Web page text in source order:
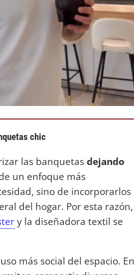
chic
las banquetasdejando
un enfoque más
sino de incorporarlos
del hogar. Por esta razón,
y la diseñadora textil se
más social del espacio. En